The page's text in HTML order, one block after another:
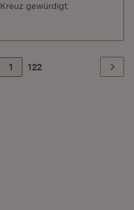
gewürdigt.
1 Zur letzte Seite
122 Weiter